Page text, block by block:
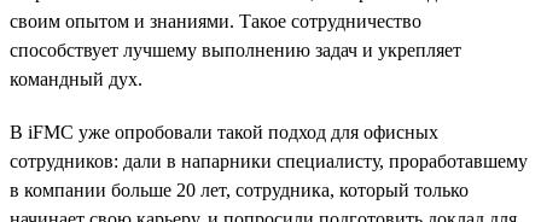
своим опытом и знаниями. Такое сотрудничество
способствует лучшему выполнению задач и укрепляет
командный дух.
В iFMC уже опробовали такой подход для офисных
сотрудников: дали в напарники специалисту, проработавшему
в компании больше 20 лет, сотрудника, который только